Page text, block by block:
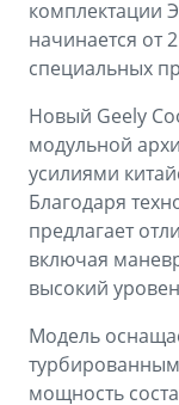
от 3 079 990 ₽*
GEELY Лизинг
Вопросы и ответы
комплектации
начинается от
специальных
Новый Geely
модульной
усилиями
Благодаря
предлагает
включая
высокий
Модель
мощность